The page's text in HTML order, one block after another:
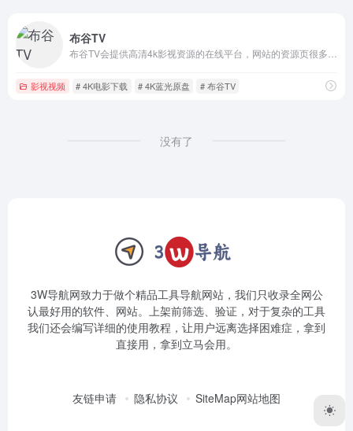
布谷TV
影视视频 # 4K电影下载 # 4K蓝光原盘 # 布谷TV
没有了
3W导航网致力于做个精品工具导航网站，我们只收录全网公
认最好用的软件、网站。上架前筛选、验证，对于复杂的工具
我们还会编写详细的使用教程，让用户远离选择困难症，拿到
直接用，拿到立马会用。
友链申请 隐私协议 SiteMap网站地图